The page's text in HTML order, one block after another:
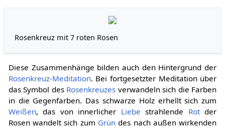
Rosenkreuz mit 7 roten Rosen
Diese Zusammenhänge bilden auch den Hintergrund der
Rosenkreuz-Meditation. Bei fortgesetzter Meditation über
das Symbol des Rosenkreuzes verwandeln sich die Farben
in die Gegenfarben. Das schwarze Holz erhellt sich zum
Weißen, das von innerlicher Liebe strahlende Rotder
Rosen wandelt sich zum Grün des nach außen wirkenden